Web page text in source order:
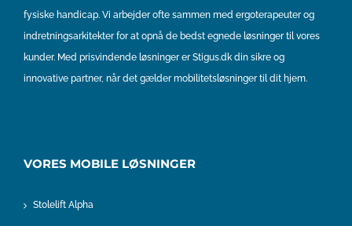
fysiske handicap. Vi arbejder ofte sammen med ergoterapeuter og
indretningsarkitekter for at opnå de bedst egnede løsninger til vores
kunder. Med prisvindende løsninger er Stigus.dk din sikre og
innovative partner, når det gælder mobilitetsløsninger til dit hjem.
VORES MOBILE LØSNINGER
Stolelift Alpha